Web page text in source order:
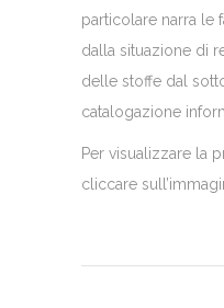
particolare narra le
dalla situazione di
delle stoffe dal
catalogazione
Per visualizzare la
cliccare